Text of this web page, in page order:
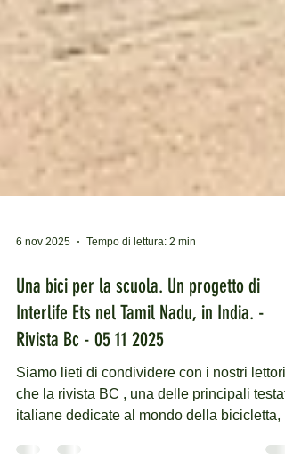
Una bici per la scuola. Un progetto di
Interlife Ets nel Tamil Nadu, in India. -
Rivista Bc - 05 11 2025
Siamo lieti di condividere con i nostri lettori